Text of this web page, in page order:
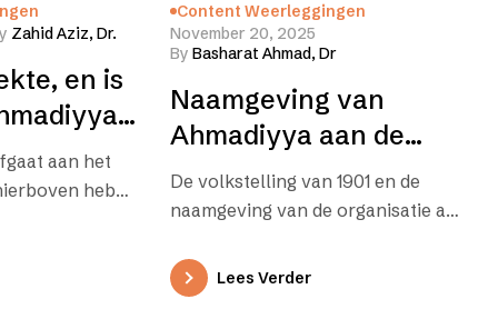
Zahid Aziz, Dr.
en is
sekte?
aan het
heb
Content Weerleggingen
November 20, 2025
ByBasharat Ahmad, Dr
Naamgeving van
Ahmadiyya aan de
organisatie
De volkstelling van 1901 en de
naamgeving van de organisatie als
GroepHoofstuk 6 van The Great
Reformer…
Lees Verder